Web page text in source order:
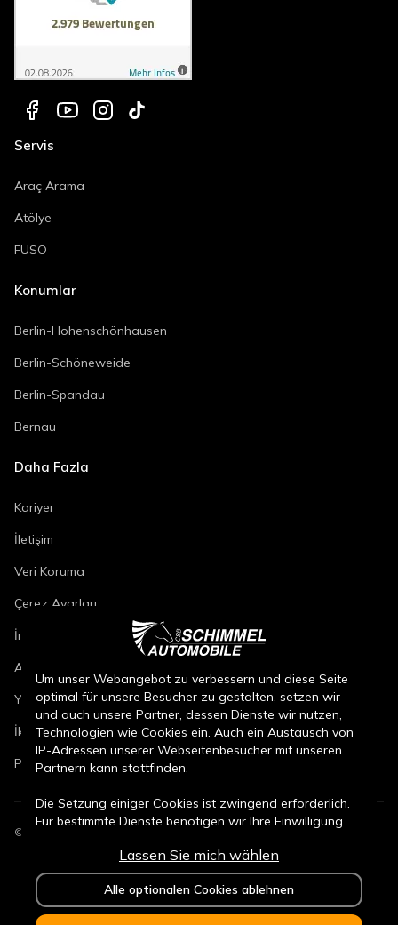
Servis
Araç Arama
Atölye
FUSO
Konumlar
Berlin-Hohenschönhausen
Berlin-Schöneweide
Berlin-Spandau
Bernau
Daha Fazla
Kariyer
İletişim
Veri Koruma
Çerez Ayarları
İmza
Araç Onarım Koşulları
Yeni Araç Satış Koşulları
İkinci El Araç Satış Koşulları
Parça Satış Koşulları
© CSB Schimmel Automobile GmbH. Tüm hakları saklıdır.
Um unser Webangebot zu verbessern und diese Seite
optimal für unsere Besucher zu gestalten, setzen wir
und auch unsere Partner, dessen Dienste wir nutzen,
Technologien wie Cookies ein. Auch ein Austausch von
IP-Adressen unserer Webseitenbesucher mit unseren
Partnern kann stattfinden.
Die Setzung einiger Cookies ist zwingend erforderlich.
Für bestimmte Dienste benötigen wir Ihre Einwilligung.
Durch den Klick auf „Alle Cookies akzeptieren“, willigen
Sie (jederzeit für die Zukunft widerruflich) in alle
Datenverarbeitungen (Setzung von Cookies und
Übermittlung der IP-Adresse an Partner) ein.
Lassen Sie mich wählen
Alle optionalen Cookies ablehnen